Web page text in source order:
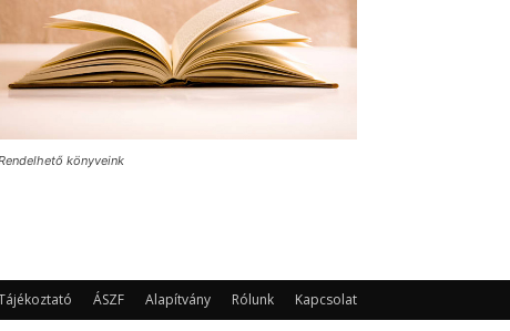
könyveink
ÁSZF Alapítvány Rólunk Kapcsolat